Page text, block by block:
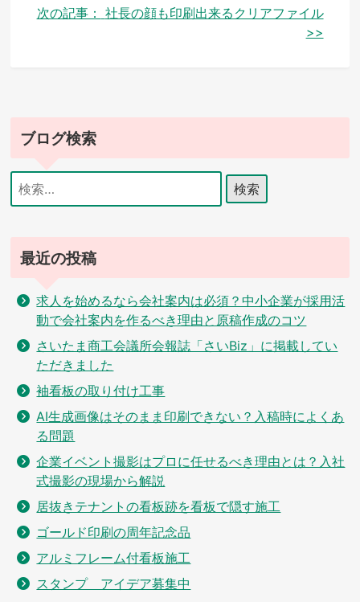
稿
ー
ョ
次の記事： 社長の顔も印刷出来るクリアファイル
>>
ブログ検索
検
索:
最近の投稿
求人を始めるなら会社案内は必須？中小企業が採用活
動で会社案内を作るべき理由と原稿作成のコツ
さいたま商工会議所会報誌「さいBiz」に掲載してい
ただきました
袖看板の取り付け工事
AI生成画像はそのまま印刷できない？入稿時によくあ
る問題
企業イベント撮影はプロに任せるべき理由とは？入社
式撮影の現場から解説
居抜きテナントの看板跡を看板で隠す施工
ゴールド印刷の周年記念品
アルミフレーム付看板施工
スタンプ アイデア募集中